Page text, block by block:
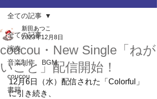
全ての記事
演奏
音楽制作、BGM
coucou
書籍
全ての記事
coucou・New Single「ねが
いごと」配信開始！
新田あつこ
2023年12月8日
12月6日（水）配信された「Colorful」
に引き続き、